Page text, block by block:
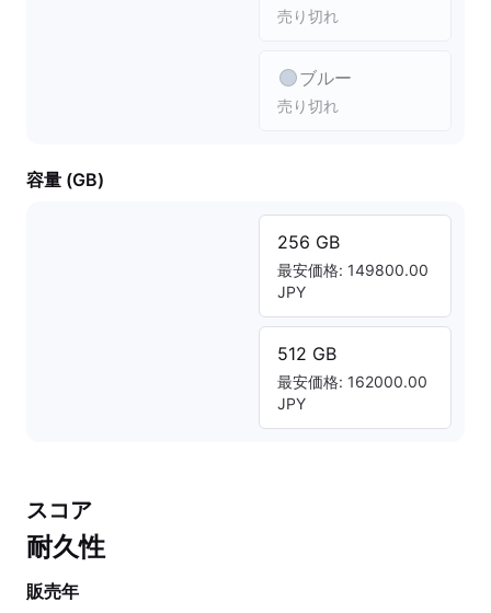
売り切れ
ブルー
売り切れ
容量 (GB)
256 GB
最安価格: 149800.00
JPY
512 GB
最安価格: 162000.00
JPY
スコア
耐久性
販売年